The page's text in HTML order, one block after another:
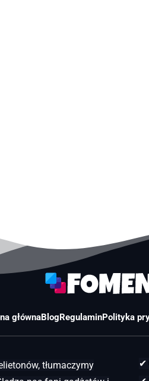
głównaBlogRegulaminPolityka
tłumaczymy
✔